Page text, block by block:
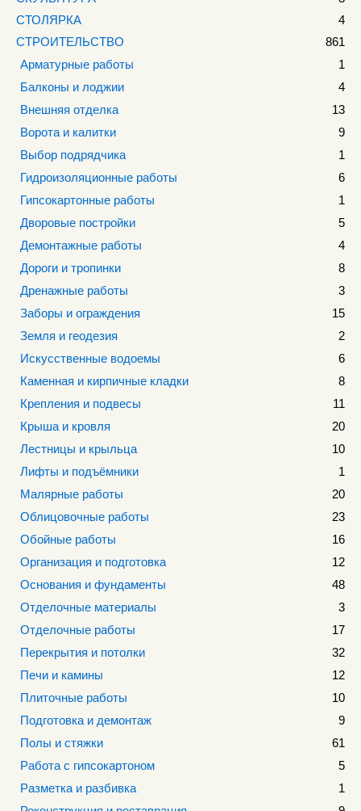
СТОЛЯРКА
4
СТРОИТЕЛЬСТВО
861
Арматурные работы
1
Балконы и лоджии
4
Внешняя отделка
13
Ворота и калитки
9
Выбор подрядчика
1
Гидроизоляционные работы
6
Гипсокартонные работы
1
Дворовые постройки
5
Демонтажные работы
4
Дороги и тропинки
8
Дренажные работы
3
Заборы и ограждения
15
Земля и геодезия
2
Искусственные водоемы
6
Каменная и кирпичные кладки
8
Крепления и подвесы
11
Крыша и кровля
20
Лестницы и крыльца
10
Лифты и подъёмники
1
Малярные работы
20
Облицовочные работы
23
Обойные работы
16
Организация и подготовка
12
Основания и фундаменты
48
Отделочные материалы
3
Отделочные работы
17
Перекрытия и потолки
32
Печи и камины
12
Плиточные работы
10
Подготовка и демонтаж
9
Полы и стяжки
61
Работа с гипсокартоном
5
Разметка и разбивка
1